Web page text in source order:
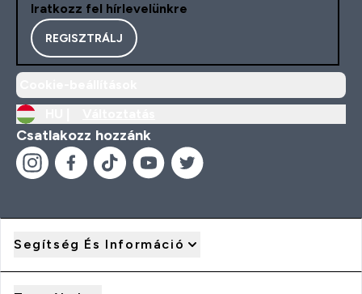
Iratkozz fel hírlevelünkre
REGISZTRÁLJ
Csatlakozz hozzánk
Segítség És Információ